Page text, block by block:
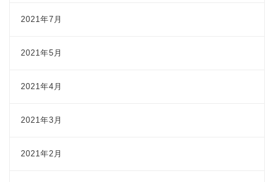
2021年7月
2021年5月
2021年4月
2021年3月
2021年2月